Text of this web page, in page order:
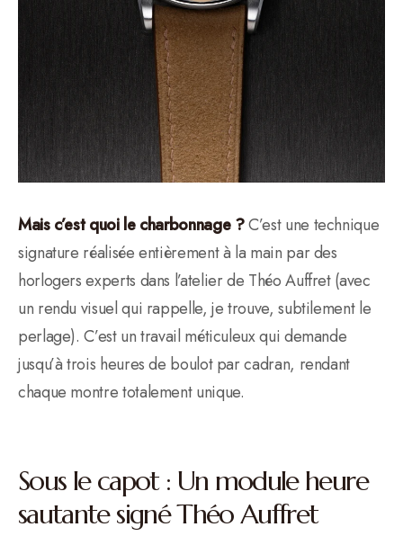
Mais c’est quoi le charbonnage ?C’est une technique
signature réalisée entièrement à la main par des
horlogers experts dans l’atelier de Théo Auffret (avec
un rendu visuel qui rappelle, je trouve, subtilement le
perlage). C’est un travail méticuleux qui demande
jusqu’à trois heures de boulot par cadran, rendant
chaque montre totalement unique.
Sous le capot : Un module heure
sautante signé Théo Auffret